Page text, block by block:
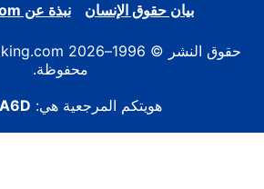
بيان حقوق الإنسان
نبذة عن Booking.com
محفوظة.
هويتكم المرجعية هي: